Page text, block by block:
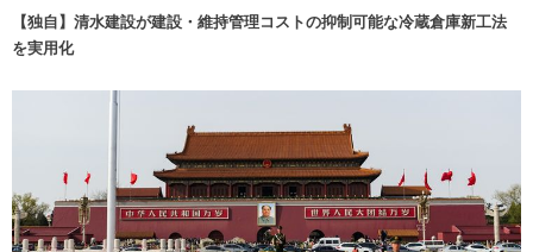
【独自】清水建設が建設・維持管理コストの抑制可能な冷蔵倉庫新工法
を実用化